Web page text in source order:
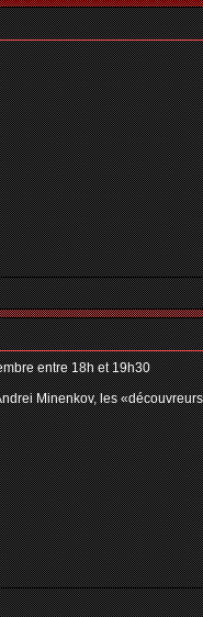
entre 18h et 19h30
Minenkov, les